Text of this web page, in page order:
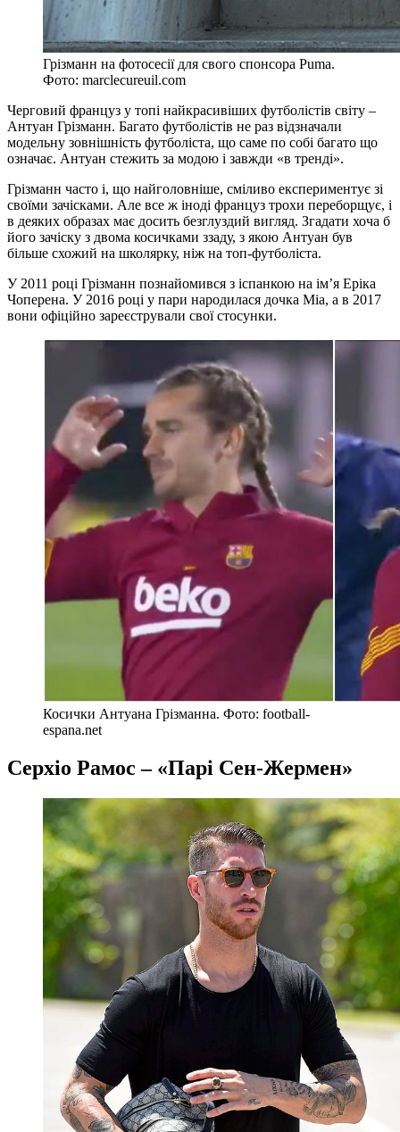
Грізманн на фотосесії для свого спонсора Puma.
Фото: marclecureuil.com
Черговий француз у топі найкрасивіших футболістів світу –
Антуан Грізманн. Багато футболістів не раз відзначали
модельну зовнішність футболіста, що саме по собі багато що
означає. Антуан стежить за модою і завжди «в тренді».
Грізманн часто і, що найголовніше, сміливо експериментує зі
своїми зачісками. Але все ж іноді француз трохи переборщує, і
в деяких образах має досить безглуздий вигляд. Згадати хоча б
його зачіску з двома косичками ззаду, з якою Антуан був
більше схожий на школярку, ніж на топ-футболіста.
У 2011 році Грізманн познайомився з іспанкою на ім’я Еріка
Чоперена. У 2016 році у пари народилася дочка Міа, а в 2017
вони офіційно зареєстрували свої стосунки.
Косички Антуана Грізманна. Фото: football-
espana.net
Серхіо Рамос – «Парі Сен-Жермен»